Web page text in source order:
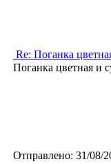
Re: Поганка
Поганка цветная и
Отправлено: 31/08/